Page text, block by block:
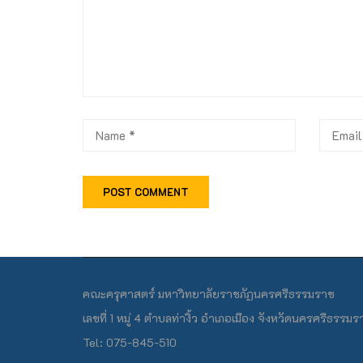
คณะครุศาสตร์ มหาวิทยาลัยราชภัฏนครศรีธรรมราช
เลขที่ 1 หมู่ 4 ตำบลท่างิ้ว อำเภอเมือง จังหวัดนครศรีธรรม
Tel: 075-845-510